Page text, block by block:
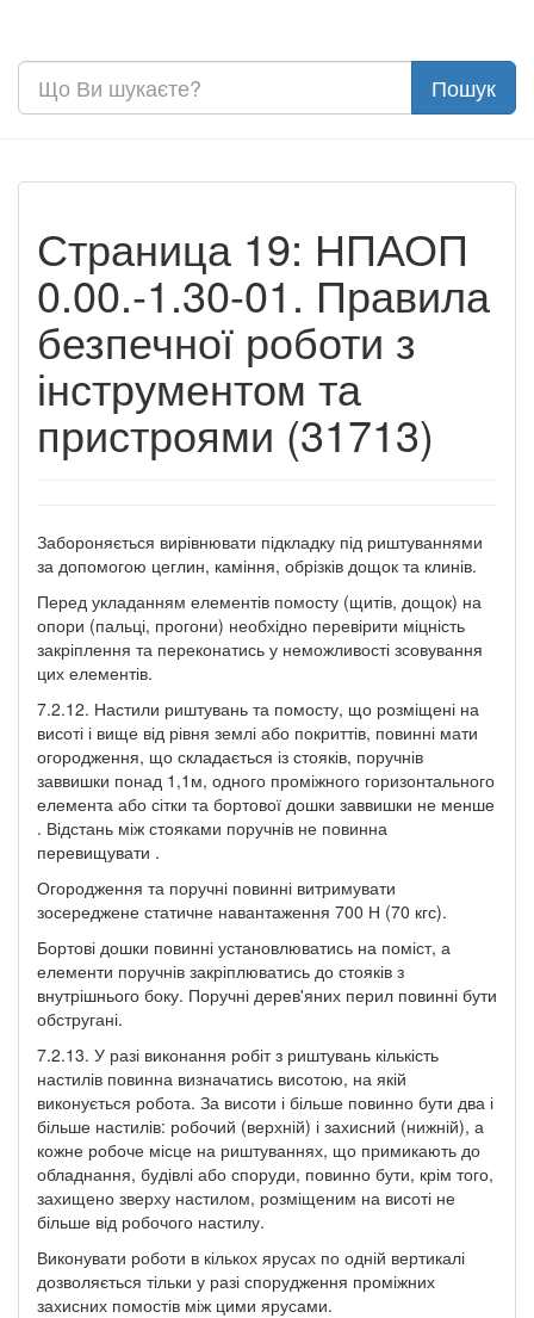
Страница 19: НПАОП
0.00.-1.30-01. Правила
безпечної роботи з
інструментом та
пристроями (31713)
Забороняється вирівнювати підкладку під риштуваннями
за допомогою цеглин, каміння, обрізків дощок та клинів.
Перед укладанням елементів помосту (щитів, дощок) на
опори (пальці, прогони) необхідно перевірити міцність
закріплення та переконатись у неможливості зсовування
цих елементів.
7.2.12. Настили риштувань та помосту, що розміщені на
висоті і вище від рівня землі або покриттів, повинні мати
огородження, що складається із стояків, поручнів
заввишки понад 1,1м, одного проміжного горизонтального
елемента або сітки та бортової дошки заввишки не менше
. Відстань між стояками поручнів не повинна
перевищувати .
Огородження та поручні повинні витримувати
зосереджене статичне навантаження 700 Н (70 кгс).
Бортові дошки повинні установлюватись на поміст, а
елементи поручнів закріплюватись до стояків з
внутрішнього боку. Поручні дерев'яних перил повинні бути
обстругані.
7.2.13. У разі виконання робіт з риштувань кількість
настилів повинна визначатись висотою, на якій
виконується робота. За висоти і більше повинно бути два і
більше настилів: робочий (верхній) і захисний (нижній), а
кожне робоче місце на риштуваннях, що примикають до
обладнання, будівлі або споруди, повинно бути, крім того,
захищено зверху настилом, розміщеним на висоті не
більше від робочого настилу.
Виконувати роботи в кількох ярусах по одній вертикалі
дозволяється тільки у разі спорудження проміжних
захисних помостів між цими ярусами.